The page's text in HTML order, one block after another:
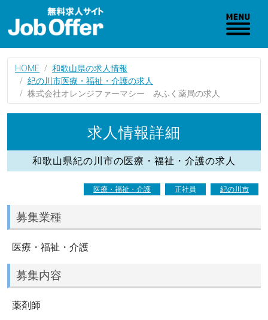
HOME
和歌山県の求人情報
紀の川市医療・福祉・介護の求人
株式会社オレンジファーマシー みふく薬局の求人
求人情報詳細
和歌山県紀の川市の医療・福祉・介護の求人
医療・福祉・介護 正社員 紀の川市
募集業種
医療・福祉・介護
募集内容
薬剤師